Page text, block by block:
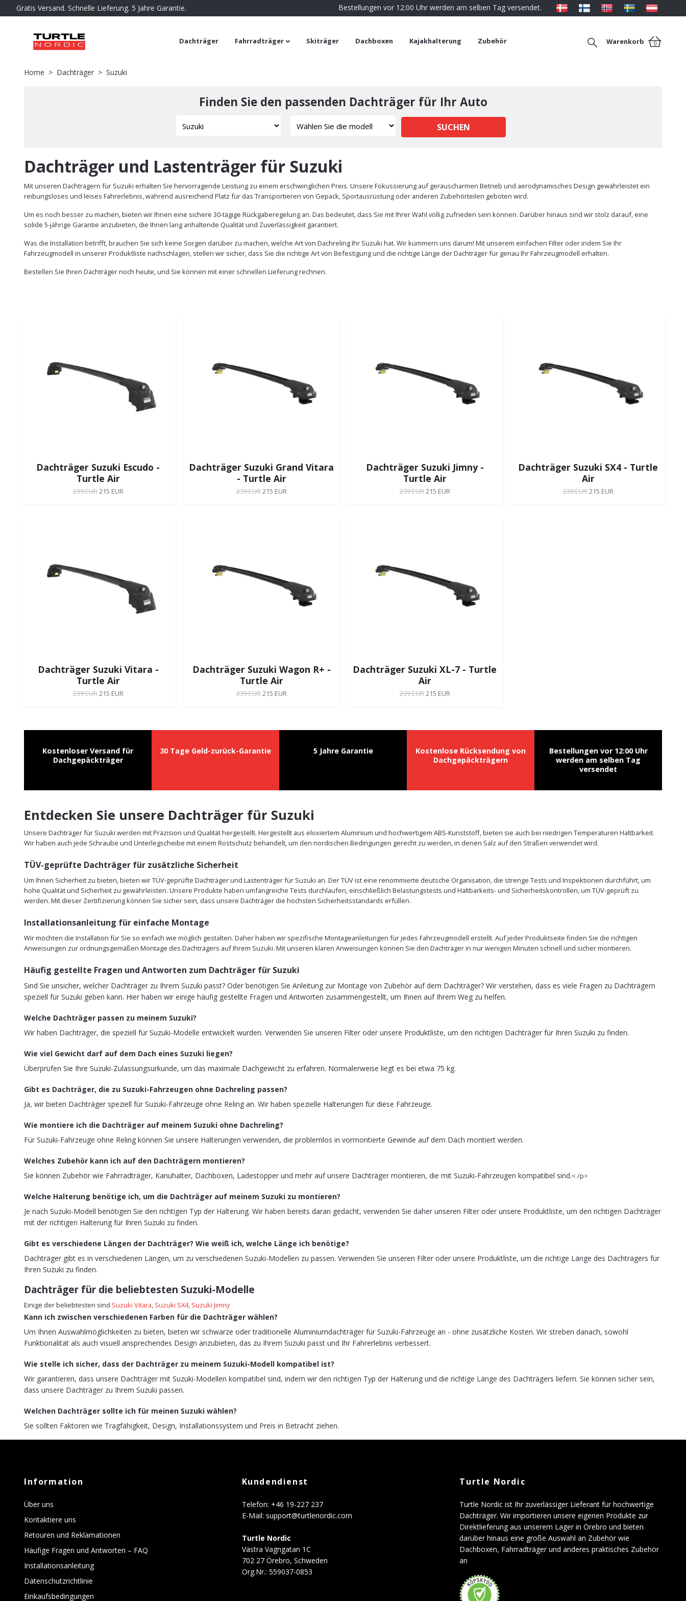
Gratis Versand. Schnelle Lieferung. 5 Jahre Garantie. Bestellungen vor 12:00 Uhr werden am selben Tag versendet.
Dachträger Fahrradträger Skiträger Dachboxen Kajakhalterung Zubehör Warenkorb 0
Home Dachträger Suzuki
Finden Sie den passenden Dachträger für Ihr Auto
SUCHEN
Dachträger und Lastenträger für Suzuki
Mit unseren Dachträgern für Suzuki erhalten Sie hervorragende Leistung zu einem erschwinglichen Preis. Unsere Fokussierung auf geräuscharmen Betrieb und aerodynamisches Design gewährleistet ein
reibungsloses und leises Fahrerlebnis, während ausreichend Platz für das Transportieren von Gepäck, Sportausrüstung oder anderen Zubehörteilen geboten wird.
Um es noch besser zu machen, bieten wir Ihnen eine sichere 30-tägige Rückgaberegelung an. Das bedeutet, dass Sie mit Ihrer Wahl völlig zufrieden sein können. Darüber hinaus sind wir stolz darauf, eine
solide 5-jährige Garantie anzubieten, die Ihnen lang anhaltende Qualität und Zuverlässigkeit garantiert.
Was die Installation betrifft, brauchen Sie sich keine Sorgen darüber zu machen, welche Art von Dachreling Ihr Suzuki hat. Wir kümmern uns darum! Mit unserem einfachen Filter oder indem Sie Ihr
Fahrzeugmodell in unserer Produktliste nachschlagen, stellen wir sicher, dass Sie die richtige Art von Befestigung und die richtige Länge der Dachträger für genau Ihr Fahrzeugmodell erhalten.
Bestellen Sie Ihren Dachträger noch heute, und Sie können mit einer schnellen Lieferung rechnen.
Dachträger Suzuki Escudo -
Turtle Air
239 EUR215 EUR
Dachträger Suzuki Grand Vitara
- Turtle Air
239 EUR215 EUR
Dachträger Suzuki Jimny -
Turtle Air
239 EUR215 EUR
Dachträger Suzuki SX4 - Turtle
Air
239 EUR215 EUR
Dachträger Suzuki Vitara -
Turtle Air
239 EUR215 EUR
Dachträger Suzuki Wagon R+ -
Turtle Air
239 EUR215 EUR
Dachträger Suzuki XL-7 - Turtle
Air
239 EUR215 EUR
Kostenloser Versand für
Dachgepäckträger
30 Tage Geld-zurück-Garantie 5 Jahre Garantie
Kostenlose Rücksendung von
Dachgepäckträgern
Bestellungen vor 12:00 Uhr
werden am selben Tag
versendet
Entdecken Sie unsere Dachträger für Suzuki
Unsere Dachträger für Suzuki werden mit Präzision und Qualität hergestellt. Hergestellt aus eloxiertem Aluminium und hochwertigem ABS-Kunststoff, bieten sie auch bei niedrigen Temperaturen Haltbarkeit.
Wir haben auch jede Schraube und Unterlegscheibe mit einem Rostschutz behandelt, um den nordischen Bedingungen gerecht zu werden, in denen Salz auf den Straßen verwendet wird.
TÜV-geprüfte Dachträger für zusätzliche Sicherheit
Um Ihnen Sicherheit zu bieten, bieten wir TÜV-geprüfte Dachträger und Lastenträger für Suzuki an. Der TÜV ist eine renommierte deutsche Organisation, die strenge Tests und Inspektionen durchführt, um
hohe Qualität und Sicherheit zu gewährleisten. Unsere Produkte haben umfangreiche Tests durchlaufen, einschließlich Belastungstests und Haltbarkeits- und Sicherheitskontrollen, um TÜV-geprüft zu
werden. Mit dieser Zertifizierung können Sie sicher sein, dass unsere Dachträger die höchsten Sicherheitsstandards erfüllen.
Installationsanleitung für einfache Montage
Wir möchten die Installation für Sie so einfach wie möglich gestalten. Daher haben wir spezifische Montageanleitungen für jedes Fahrzeugmodell erstellt. Auf jeder Produktseite finden Sie die richtigen
Anweisungen zur ordnungsgemäßen Montage des Dachträgers auf Ihrem Suzuki. Mit unseren klaren Anweisungen können Sie den Dachträger in nur wenigen Minuten schnell und sicher montieren.
Häufig gestellte Fragen und Antworten zum Dachträger für Suzuki
Sind Sie unsicher, welcher Dachträger zu Ihrem Suzuki passt? Oder benötigen Sie Anleitung zur Montage von Zubehör auf dem Dachträger? Wir verstehen, dass es viele Fragen zu Dachträgern
speziell für Suzuki geben kann. Hier haben wir einige häufig gestellte Fragen und Antworten zusammengestellt, um Ihnen auf Ihrem Weg zu helfen.
Welche Dachträger passen zu meinem Suzuki?
Wir haben Dachträger, die speziell für Suzuki-Modelle entwickelt wurden. Verwenden Sie unseren Filter oder unsere Produktliste, um den richtigen Dachträger für Ihren Suzuki zu finden.
Wie viel Gewicht darf auf dem Dach eines Suzuki liegen?
Überprüfen Sie Ihre Suzuki-Zulassungsurkunde, um das maximale Dachgewicht zu erfahren. Normalerweise liegt es bei etwa 75 kg.
Gibt es Dachträger, die zu Suzuki-Fahrzeugen ohne Dachreling passen?
Ja, wir bieten Dachträger speziell für Suzuki-Fahrzeuge ohne Reling an. Wir haben spezielle Halterungen für diese Fahrzeuge.
Wie montiere ich die Dachträger auf meinem Suzuki ohne Dachreling?
Für Suzuki-Fahrzeuge ohne Reling können Sie unsere Halterungen verwenden, die problemlos in vormontierte Gewinde auf dem Dach montiert werden.
Welches Zubehör kann ich auf den Dachträgern montieren?
Sie können Zubehör wie Fahrradträger, Kanuhalter, Dachboxen, Ladestopper und mehr auf unsere Dachträger montieren, die mit Suzuki-Fahrzeugen kompatibel sind.< /p>
Welche Halterung benötige ich, um die Dachträger auf meinem Suzuki zu montieren?
Je nach Suzuki-Modell benötigen Sie den richtigen Typ der Halterung. Wir haben bereits daran gedacht, verwenden Sie daher unseren Filter oder unsere Produktliste, um den richtigen Dachträger
mit der richtigen Halterung für Ihren Suzuki zu finden.
Gibt es verschiedene Längen der Dachträger? Wie weiß ich, welche Länge ich benötige?
Dachträger gibt es in verschiedenen Längen, um zu verschiedenen Suzuki-Modellen zu passen. Verwenden Sie unseren Filter oder unsere Produktliste, um die richtige Länge des Dachträgers für
Ihren Suzuki zu finden.
Dachträger für die beliebtesten Suzuki-Modelle
Einige der beliebtesten sind Suzuki Vitara, Suzuki SX4, Suzuki Jimny
Kann ich zwischen verschiedenen Farben für die Dachträger wählen?
Um Ihnen Auswahlmöglichkeiten zu bieten, bieten wir schwarze oder traditionelle Aluminiumdachträger für Suzuki-Fahrzeuge an - ohne zusätzliche Kosten. Wir streben danach, sowohl
Funktionalität als auch visuell ansprechendes Design anzubieten, das zu Ihrem Suzuki passt und Ihr Fahrerlebnis verbessert.
Wie stelle ich sicher, dass der Dachträger zu meinem Suzuki-Modell kompatibel ist?
Wir garantieren, dass unsere Dachträger mit Suzuki-Modellen kompatibel sind, indem wir den richtigen Typ der Halterung und die richtige Länge des Dachträgers liefern. Sie können sicher sein,
dass unsere Dachträger zu Ihrem Suzuki passen.
Welchen Dachträger sollte ich für meinen Suzuki wählen?
Sie sollten Faktoren wie Tragfähigkeit, Design, Installationssystem und Preis in Betracht ziehen.
Information
Über uns
Kontaktiere uns
Retouren und Reklamationen
Häufige Fragen und Antworten – FAQ
Installationsanleitung
Datenschutzrichtlinie
Einkaufsbedingungen
Kundendienst
Telefon: +46 19-227 237
E-Mail: support@turtlenordic.com
Turtle Nordic
Västra Vagngatan 1C
702 27 Örebro, Schweden
Org.Nr.: 559037-0853
Turtle Nordic
Turtle Nordic ist Ihr zuverlässiger Lieferant für hochwertige
Dachträger. Wir importieren unsere eigenen Produkte zur
Direktlieferung aus unserem Lager in Örebro und bieten
darüber hinaus eine große Auswahl an Zubehör wie
Dachboxen, Fahrradträger und anderes praktisches Zubehör
an